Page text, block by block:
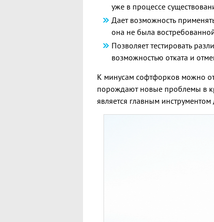
уже в процессе
Дает возможность
она не была
Позволяет тестировать
возможностью отката и
К минусам софтфорков можно
порождают новые проблемы в
является главным